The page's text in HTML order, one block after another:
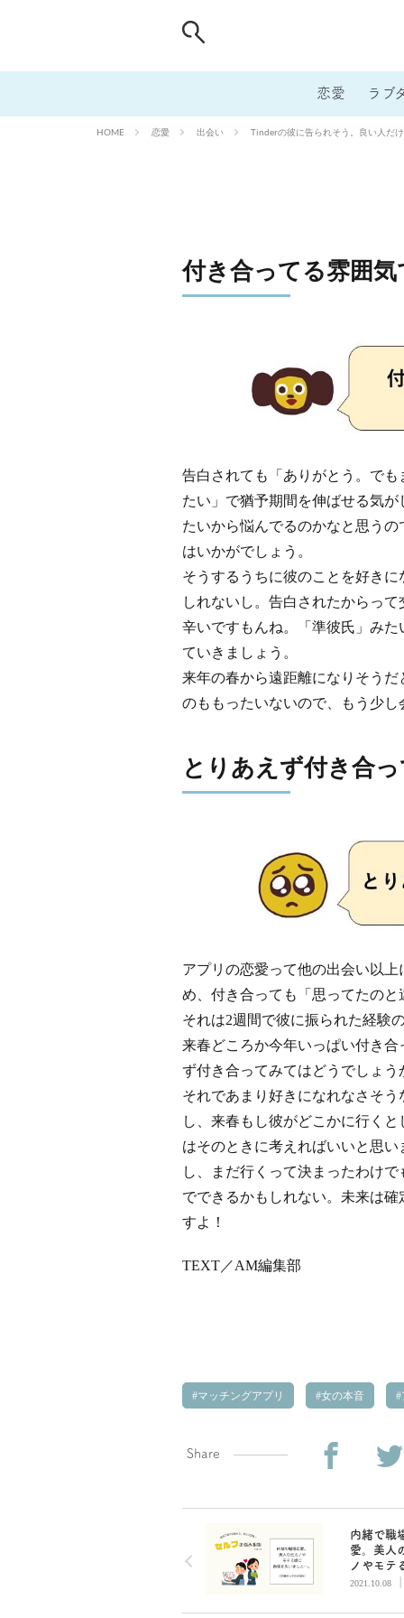
恋愛 ラブ
HOME 恋愛 出会い Tinderの彼に告られそう。良い人だ
付き合ってる雰囲
告白されても「ありがとう。で
たい」で猶予期間を伸ばせる気
たいから悩んでるのかなと思う
はいかがでしょう。
そうするうちに彼のことを好き
しれないし。告白されたからっ
辛いですもんね。「準彼氏」み
ていきましょう。
来年の春から遠距離になりそう
のももったいないので、もう少
とりあえず付き合
アプリの恋愛って他の出会い以
め、付き合っても「思ってたの
それは2週間で彼に振られた経験
来春どころか今年いっぱい付き
ず付き合ってみてはどうでしょう
それであまり好きになれなさそ
し、来春もし彼がどこかに行く
はそのときに考えればいいと思
し、まだ行くって決まったわけ
でできるかもしれない。未来は
すよ！
TEXT／AM編集部
マッチングアプリ 女の本音
Share
内緒で職
愛。美人
ノやモテ
自信を失
集部セル
2021.10.08